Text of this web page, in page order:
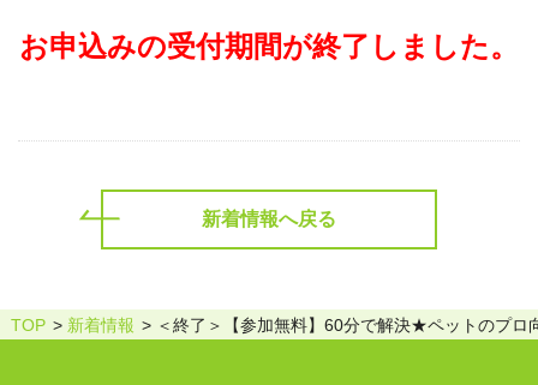
お申込みの受付期間が終了しました。
新着情報へ戻る
TOP 新着情報 ＜終了＞【参加無料】60分で解決★ペットのプロ